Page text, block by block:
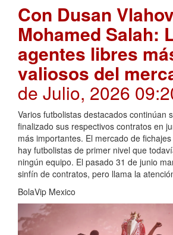
Con Dusan
Mohamed Salah:
agentes libres
valiosos del
de Julio, 2026
Varios futbolistas destacados continúan
finalizado sus respectivos contratos en
más importantes. El mercado de
hay futbolistas de primer nivel que
ningún equipo. El pasado 31 de junio
sinfín de contratos, pero llama la
BolaVip Mexico